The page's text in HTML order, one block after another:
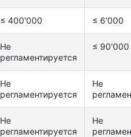
≤ 400'000 ≤ 6'000
Не
регламентируется
≤ 90'000
Не
регламентируется
Не
Не
регламентируется
Не